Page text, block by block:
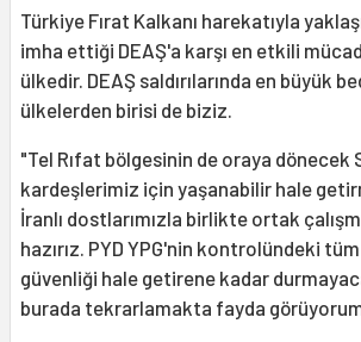
Türkiye Fırat Kalkanı harekatıyla
imha ettiği DEAŞ'a karşı en etkili
ülkedir. DEAŞ saldırılarında en büyük
ülkelerden birisi de biziz.
"Tel Rıfat bölgesinin de oraya dönecek
kardeşlerimiz için yaşanabilir hale
İranlı dostlarımızla birlikte ortak
hazırız. PYD YPG'nin kontrolündeki
güvenliği hale getirene kadar
burada tekrarlamakta fayda